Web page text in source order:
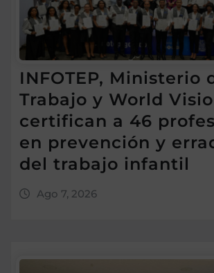
INFOTEP, Ministerio
Trabajo y World
certifican a 46
en prevención y
del trabajo infantil
Ago 7, 2026